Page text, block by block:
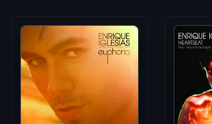
Volvere
Enrique Iglesias• 125
93
94
No Puedo Mas Sin Ti
Enrique Iglesias
Sergio Dalma
Somos Tu Y Yo